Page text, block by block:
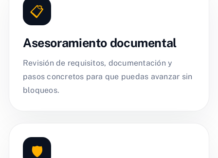
📋
Asesoramiento documental
Revisión de requisitos, documentación y
pasos concretos para que puedas avanzar sin
bloqueos.
🛡️